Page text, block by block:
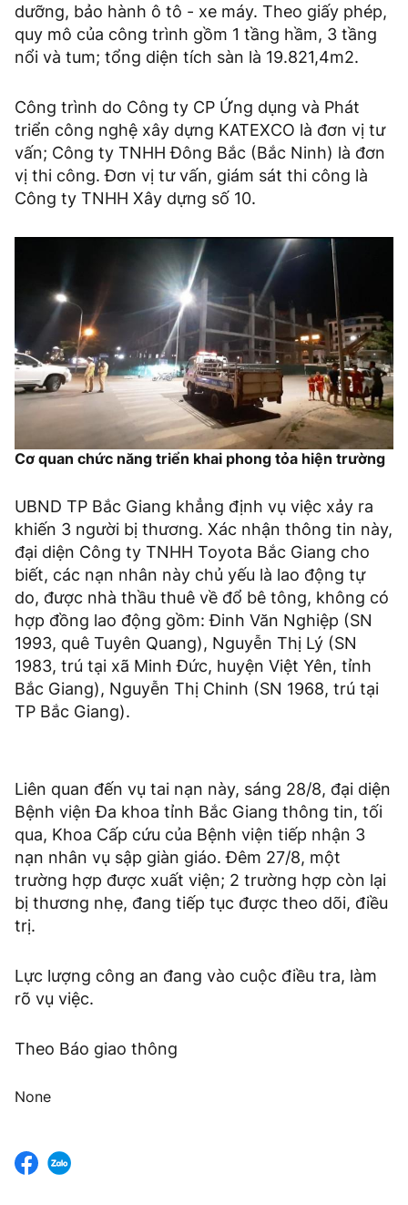
dưỡng, bảo hành ô tô - xe máy. Theo giấy phép,
quy mô của công trình gồm 1 tầng hầm, 3 tầng
nổi và tum; tổng diện tích sàn là 19.821,4m2.
Công trình do Công ty CP Ứng dụng và Phát
triển công nghệ xây dựng KATEXCO là đơn vị tư
vấn; Công ty TNHH Đông Bắc (Bắc Ninh) là đơn
vị thi công. Đơn vị tư vấn, giám sát thi công là
Công ty TNHH Xây dựng số 10.
Cơ quan chức năng triển khai phong tỏa hiện trường
UBND TP Bắc Giang khẳng định vụ việc xảy ra
khiến 3 người bị thương. Xác nhận thông tin này,
đại diện Công ty TNHH Toyota Bắc Giang cho
biết, các nạn nhân này chủ yếu là lao động tự
do, được nhà thầu thuê về đổ bê tông, không có
hợp đồng lao động gồm: Đinh Văn Nghiệp (SN
1993, quê Tuyên Quang), Nguyễn Thị Lý (SN
1983, trú tại xã Minh Đức, huyện Việt Yên, tỉnh
Bắc Giang), Nguyễn Thị Chinh (SN 1968, trú tại
TP Bắc Giang).
Liên quan đến vụ tai nạn này, sáng 28/8, đại diện
Bệnh viện Đa khoa tỉnh Bắc Giang thông tin, tối
qua, Khoa Cấp cứu của Bệnh viện tiếp nhận 3
nạn nhân vụ sập giàn giáo. Đêm 27/8, một
trường hợp được xuất viện; 2 trường hợp còn lại
bị thương nhẹ, đang tiếp tục được theo dõi, điều
trị.
Lực lượng công an đang vào cuộc điều tra, làm
rõ vụ việc.
Theo Báo giao thông
None